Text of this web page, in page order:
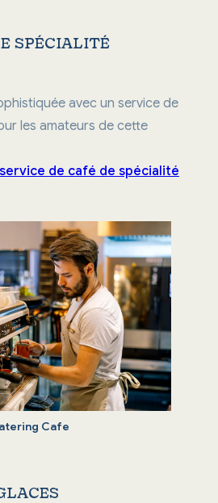
SPÉCIALITÉ
avec un service de
les amateurs de cette
de café de spécialité
Cafe